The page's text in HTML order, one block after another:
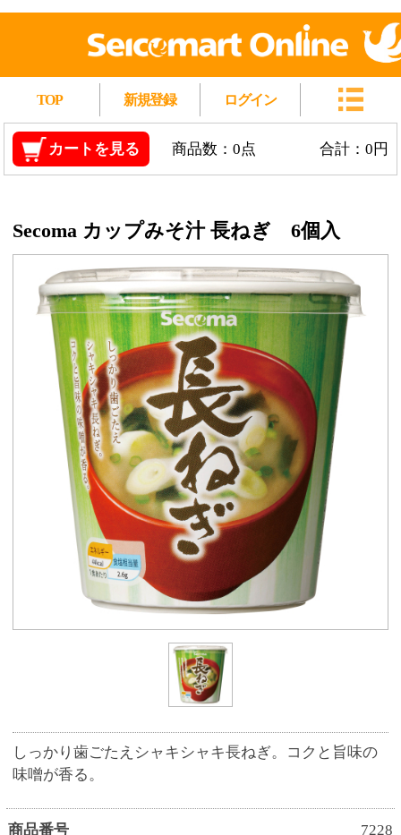
カートを見る 商品数：0点 合計：0円
Secoma カップみそ汁 長ねぎ 6個入
しっかり歯ごたえシャキシャキ長ねぎ。コクと旨味の
(税込 712.
※この商品は、数量 50 まで注文できます。
お気に入りに追加
総合評価 ★★★★★
★★★★★
アレルゲン情報